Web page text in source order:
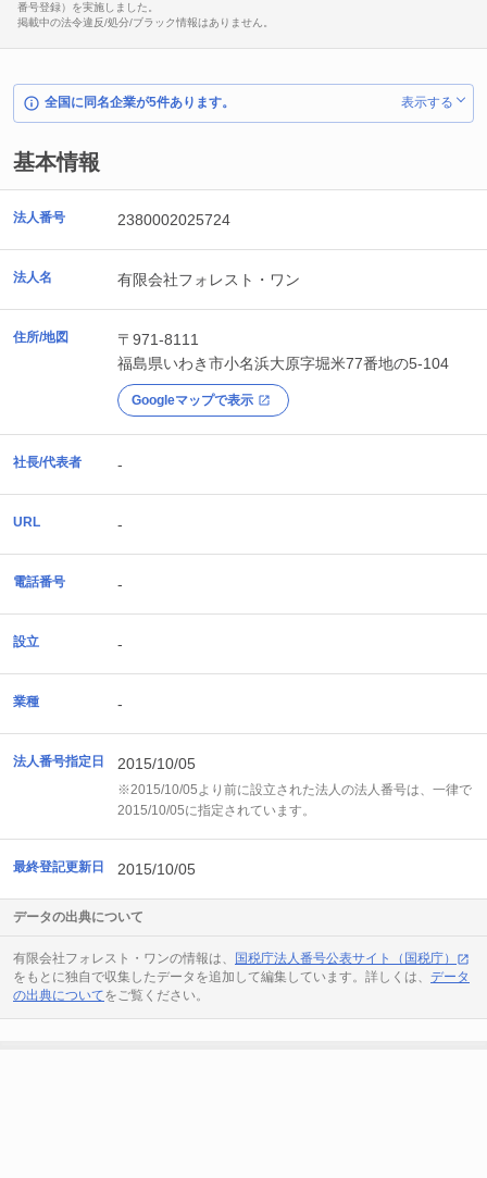
番号登録）を実施しました。
掲載中の法令違反/処分/ブラック情報はありません。
全国に同名企業が5件あります。 表示する
基本情報
法人番号 2380002025724
法人名 有限会社フォレスト・ワン
住所/地図
〒971-8111
福島県いわき市小名浜大原字堀米77番地の5-104
Googleマップで表示
社長/代表者 -
URL -
電話番号 -
設立 -
業種 -
法人番号指定日 2015/10/05
※2015/10/05より前に設立された法人の法人番号は、一律で
2015/10/05に指定されています。
最終登記更新日 2015/10/05
データの出典について
有限会社フォレスト・ワンの情報は、
国税庁法人番号公表サイト（国税庁）
をもとに独自で収集したデータを追加して編集しています。詳しくは、 データ
の出典についてをご覧ください。